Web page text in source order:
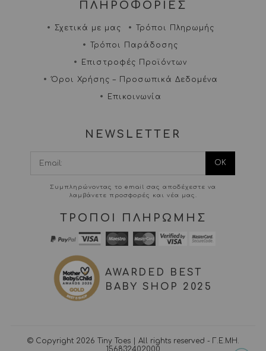
ΠΛΗΡΟΦΟΡΙΕΣ
Σχετικά με μας Τρόποι Πληρωμής
Τρόποι Παράδοσης
Επιστροφές Προϊόντων
Όροι Χρήσης – Προσωπικά Δεδομένα
Επικοινωνία
NEWSLETTER
Συμπληρώνοντας το email σας αποδέχεστε να
λαμβάνετε προσφορές και νέα μας.
ΤΡΟΠΟΙ ΠΛΗΡΩΜΗΣ
AWARDED BEST
BABY SHOP 2025
© Copyright 2026 Tiny Toes | All rights reserved - Γ.Ε.ΜΗ.
156832402000